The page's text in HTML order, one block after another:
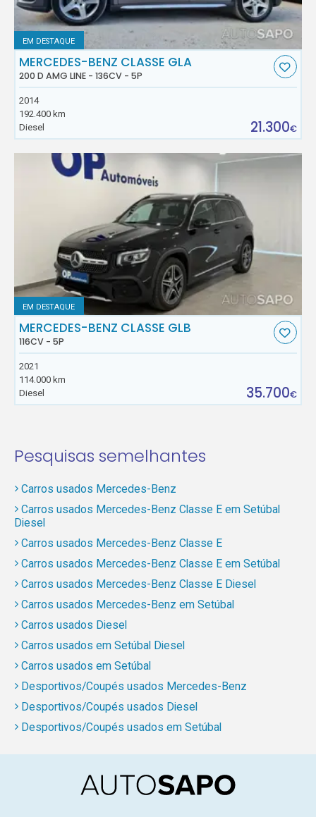
EM DESTAQUE
MERCEDES-BENZ CLASSE GLA
200 D AMG LINE - 136CV - 5P
2014
192.400 km
Diesel
21.300€
EM DESTAQUE
MERCEDES-BENZ CLASSE GLB
116CV - 5P
2021
114.000 km
Diesel
35.700€
Pesquisas semelhantes
Carros usados Mercedes-Benz
Carros usados Mercedes-Benz Classe E em Setúbal
Diesel
Carros usados Mercedes-Benz Classe E
Carros usados Mercedes-Benz Classe E em Setúbal
Carros usados Mercedes-Benz Classe E Diesel
Carros usados Mercedes-Benz em Setúbal
Carros usados Diesel
Carros usados em Setúbal Diesel
Carros usados em Setúbal
Desportivos/Coupés usados Mercedes-Benz
Desportivos/Coupés usados Diesel
Desportivos/Coupés usados em Setúbal